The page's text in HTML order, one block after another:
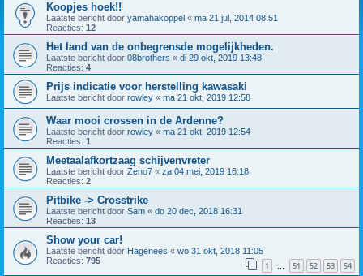
Koopjes hoek!!
Laatste bericht door yamahakoppel « ma 21 jul, 2014 08:51
Reacties: 12
Het land van de onbegrensde mogelijkheden.
Laatste bericht door 08brothers « di 29 okt, 2019 13:48
Reacties: 4
Prijs indicatie voor herstelling kawasaki
Laatste bericht door rowley « ma 21 okt, 2019 12:58
Waar mooi crossen in de Ardenne?
Laatste bericht door rowley « ma 21 okt, 2019 12:54
Reacties: 1
Meetaalafkortzaag schijvenvreter
Laatste bericht door Zeno7 « za 04 mei, 2019 16:18
Reacties: 2
Pitbike -> Crosstrike
Laatste bericht door Sam « do 20 dec, 2018 16:31
Reacties: 13
Show your car!
Laatste bericht door Hagenees « wo 31 okt, 2018 11:05
Reacties: 795 1 … 51 52 53 54